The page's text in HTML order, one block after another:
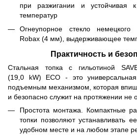
при разжигании и устойчивая
температур
Огнеупорное стекло немецкого
Robax (4 мм), выдерживающее
Практичность и
Стальная топка с гильотиной
(19,0 kW) ECO - это
подъемным механизмом, которая
и безопасно служит на протяжении не
Простота монтажа. Компактные
топки позволяют устанавливать
удобном месте и на любом этапе